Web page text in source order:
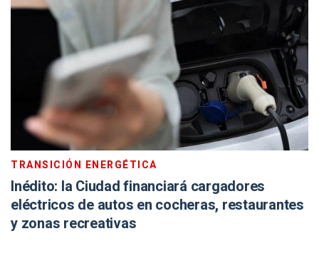
TRANSICIÓN ENERGÉTICA
Inédito: la Ciudad financiará cargadores
eléctricos de autos en cocheras, restaurantes
y zonas recreativas